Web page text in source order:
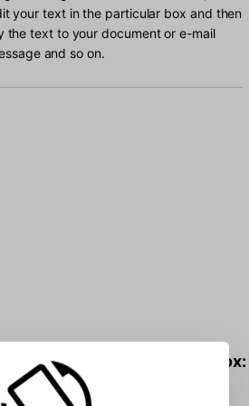
your text in the particular box and then
the text to your document or e-mail
and so on.
characters into the box: